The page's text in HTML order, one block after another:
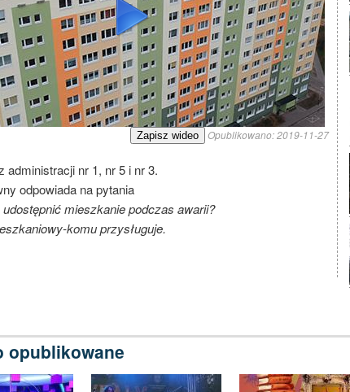
Zapisz wideo Opublikowano:2019-11-27
administracji nr 1, nr 5 i nr 3.
odpowiada na pytania
mieszkanie podczas awarii?
komu przysługuje.
opublikowane